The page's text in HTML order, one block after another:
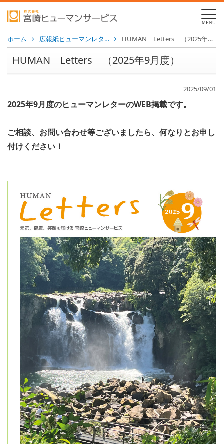
MENU
ホーム 広報紙ヒューマンレタ… HUMAN Letters （2025年9月度）
HUMAN Letters （2025年9月度）
2025/09/01
2025年9月度のヒューマンレターのWEB掲載です。
ご相談、お問い合わせ等ございましたら、何なりとお申し
付けください！